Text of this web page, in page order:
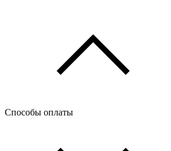
Способы оплаты